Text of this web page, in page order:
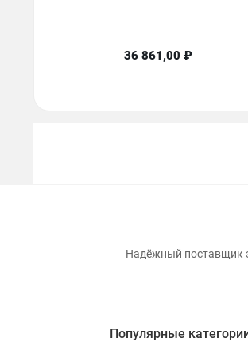
36 861,00 ₽
Надёжный поставщик
Популярные